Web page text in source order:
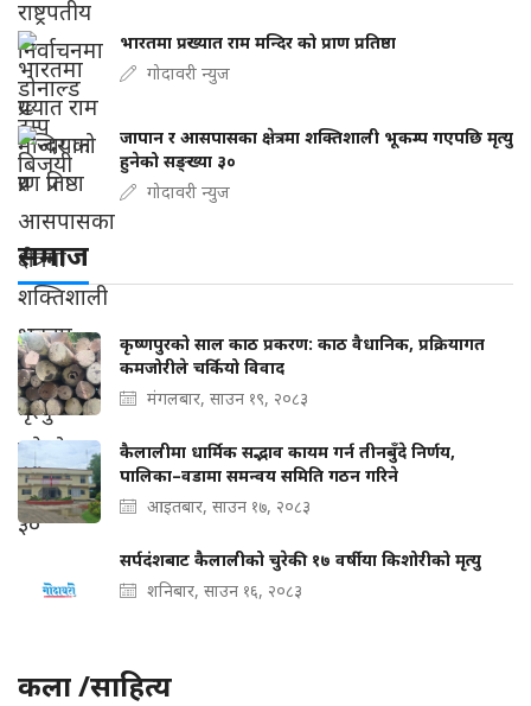
भारतमा प्रख्यात राम मन्दिर को प्राण प्रतिष्ठा
गोदावरी न्युज
जापान र आसपासका क्षेत्रमा शक्तिशाली भूकम्प गएपछि मृत्यु
हुनेको सङ्ख्या ३०
गोदावरी न्युज
समाज
कृष्णपुरको साल काठ प्रकरण: काठ वैधानिक, प्रक्रियागत
कमजोरीले चर्कियो विवाद
मंगलबार, साउन १९, २०८३
कैलालीमा धार्मिक सद्भाव कायम गर्न तीनबुँदे निर्णय,
पालिका–वडामा समन्वय समिति गठन गरिने
आइतबार, साउन १७, २०८३
सर्पदंशबाट कैलालीको चुरेकी १७ वर्षीया किशोरीको मृत्यु
शनिबार, साउन १६, २०८३
कला /साहित्य